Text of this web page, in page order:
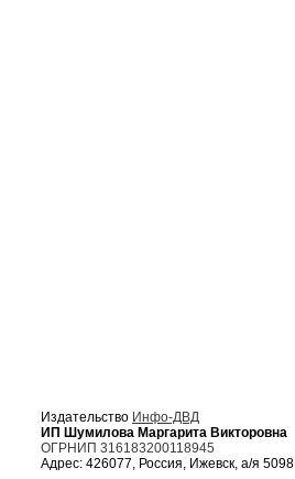
Издательство Инфо-ДВД
ИП Шумилова Маргарита Викторовна
ОГРНИП 316183200118945
Адрес: 426077, Россия, Ижевск, а/я 5098